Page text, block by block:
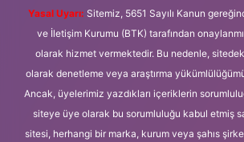
Yasal Uyarı: Sitemiz, 5651 Sayılı Kanun
ve İletişim Kurumu (BTK) tarafından
olarak hizmet vermektedir. Bu nedenle,
olarak denetleme veya araştırma
Ancak, üyelerimiz yazdıkları içeriklerin
siteye üye olarak bu sorumluluğu kabul etmiş
sitesi, herhangi bir marka, kurum veya şahıs